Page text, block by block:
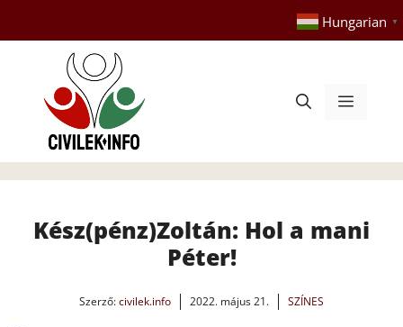
tartalomba
Hungarian ▼
Menü
Kész(pénz)Zoltán: Hol a mani
Péter!
Szerző:civilek.info 2022. május 21. SZÍNES